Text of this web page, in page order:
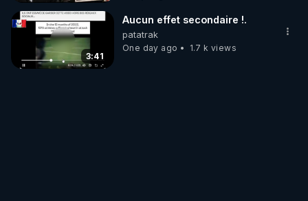
3:41
Aucun effet secondaire !.
patatrak
One day ago
1.7 k views